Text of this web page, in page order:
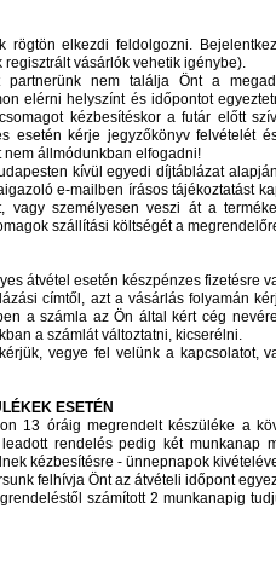
elkezdi feldolgozni.
vásárlók vehetik igénybe).
partnerünk nem találja Önt a
elérni helyszínt és időpontot
kézbesítéskor a futár előtt
esetén kérje jegyzőkönyv felvételét
állmódunkban elfogadni!
kívül egyedi díjtáblázat
e-mailben írásos tájékoztatást
személyesen veszi át a
szállítási költségét a
átvétel esetén készpénzes fizetésre
címtől, azt a vásárlás folyamán
a számla az Ön által kért cég
a számlát változtatni, kicserélni.
vegye fel velünk a kapcsolatot,
ESETÉN
13 óráig megrendelt készüléke a
rendelés pedig két munkanap
kézbesítésre - ünnepnapok
felhívja Önt az átvételi időpont
számított 2 munkanapig